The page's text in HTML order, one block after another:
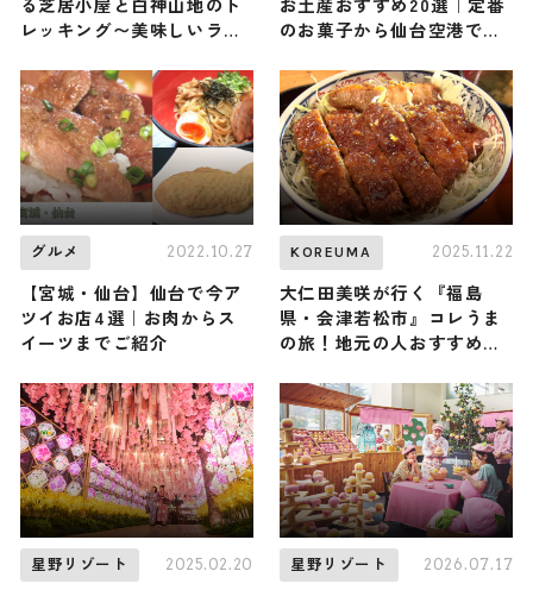
レッキング〜美味しいラー
のお菓子から仙台空港でし
グルメ 2022.10.27
【宮城・仙台】仙台で今ア
ツイお店4選｜お肉からス
イーツまでご紹介
KOREUMA 2025.11.22
大仁田美咲が行く『福島
県・会津若松市』コレうま
の旅！地元の人おすすめの
年11月22日放送
星野リゾート 2025.02.20 星野リゾート 2026.07.17